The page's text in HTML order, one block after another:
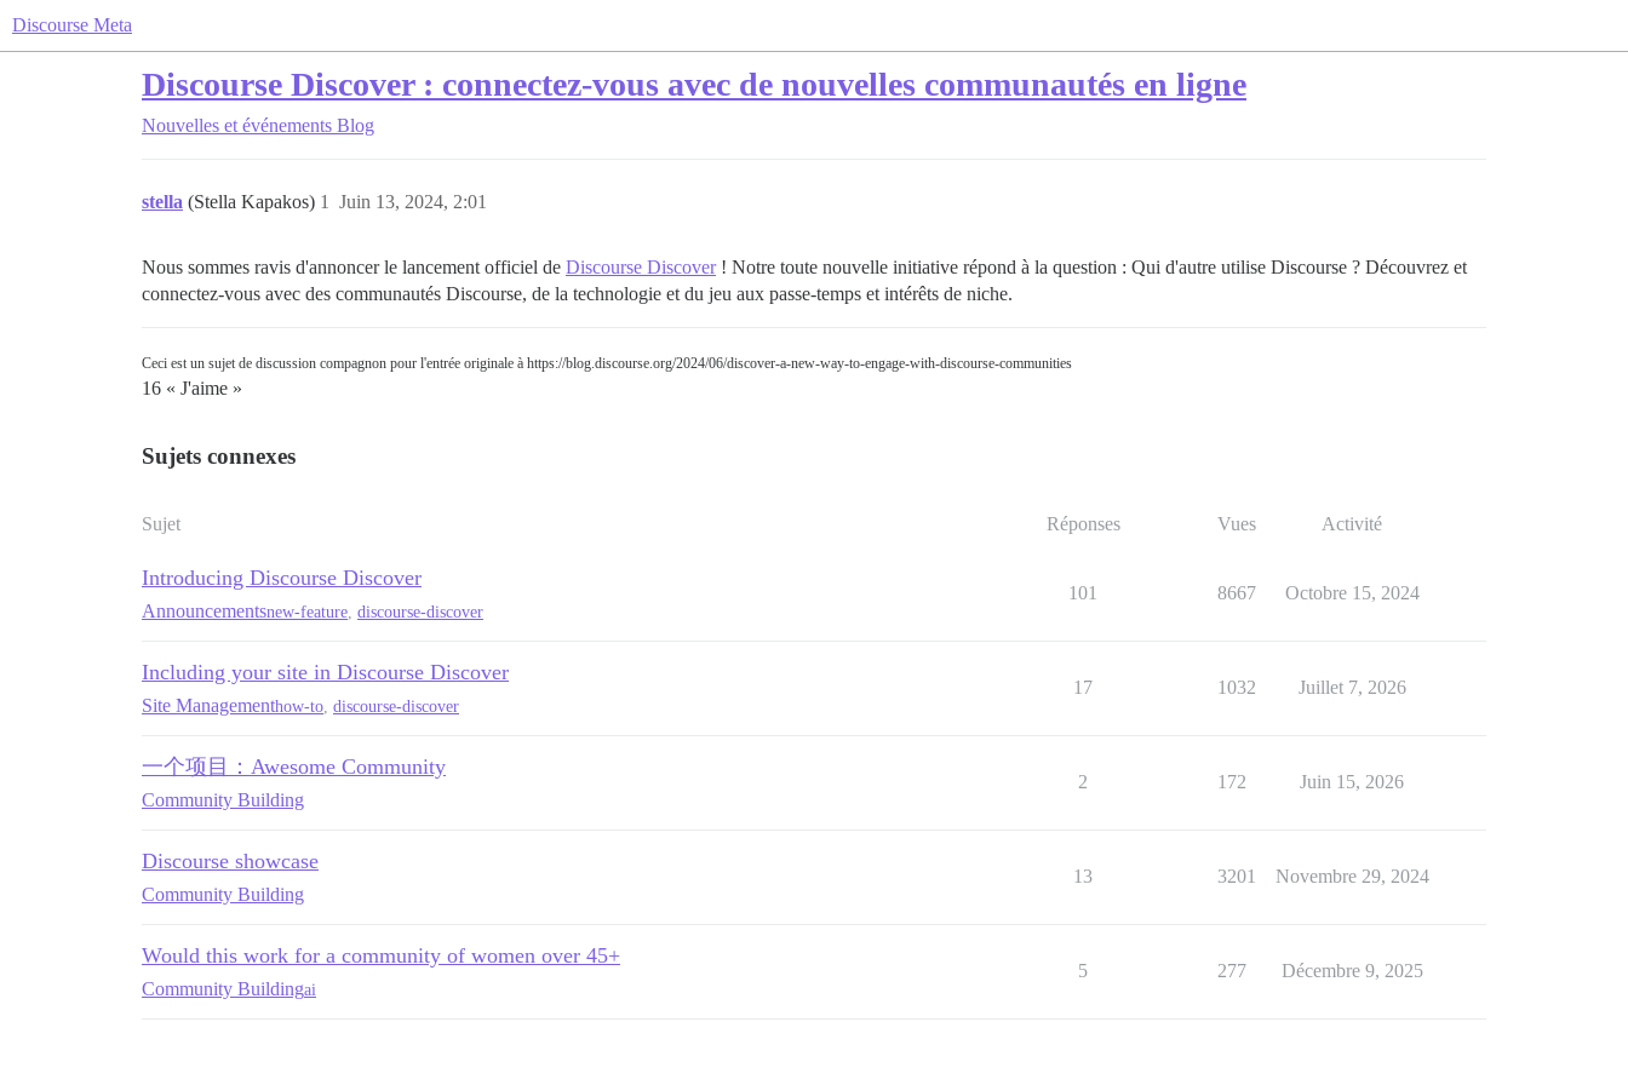
Discourse Meta
Discourse Discover : connectez-vous avec de nouvelles communautés en ligne
Nouvelles et événements Blog
stella (Stella Kapakos) Juin 13, 2024, 2:01
1
Nous sommes ravis d'annoncer le lancement officiel de Discourse Discover! Notre toute nouvelle initiative répond à la question : Qui d'autre utilise Discourse ? Découvrez et
connectez-vous avec des communautés Discourse, de la technologie et du jeu aux passe-temps et intérêts de niche.
Ceci est un sujet de discussion compagnon pour l'entrée originale à https://blog.discourse.org/2024/06/discover-a-new-way-to-engage-with-discourse-communities
16 « J'aime »
Sujets connexes
Sujet Réponses Vues Activité
Introducing Discourse Discover
Announcementsnew-feature discourse-discover
101 8667 Octobre 15, 2024
Including your site in Discourse Discover
Site Managementhow-to discourse-discover
17 1032 Juillet 7, 2026
一个项目：Awesome Community
Community Building
2 172 Juin 15, 2026
Discourse showcase
Community Building
13 3201 Novembre 29, 2024
Would this work for a community of women over 45+
Community Buildingai
5 277 Décembre 9, 2025